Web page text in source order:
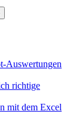
Auswertungen
richtige
mit dem Excel